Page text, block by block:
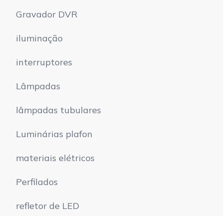
Gravador DVR
iluminação
interruptores
Lâmpadas
lâmpadas tubulares
Luminárias plafon
materiais elétricos
Perfilados
refletor de LED